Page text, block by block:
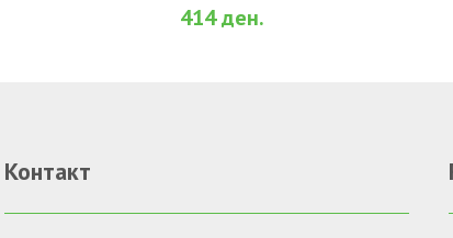
414 ден.
Контакт